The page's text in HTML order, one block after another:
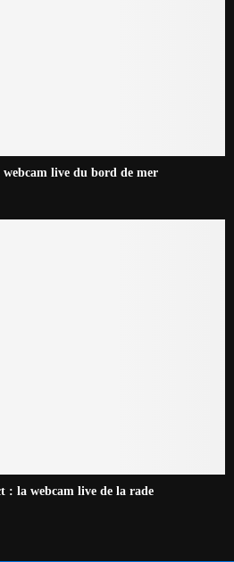
live du bord de mer
: la webcam live de la rade